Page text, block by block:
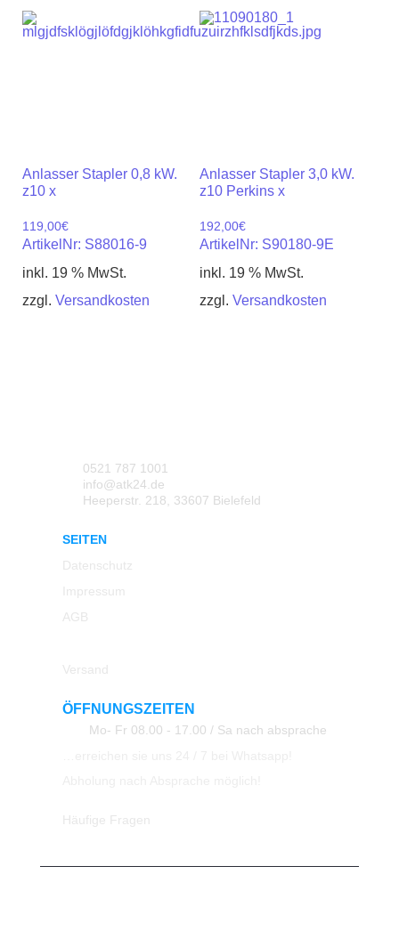
Anlasser Stapler 0,8 kW.
z10 x
119,00€
ArtikelNr: S88016-9
inkl. 19 % MwSt.
zzgl. Versandkosten
Anlasser Stapler 3,0 kW.
z10 Perkins x
192,00€
ArtikelNr: S90180-9E
inkl. 19 % MwSt.
zzgl. Versandkosten
0521 787 1001
info@atk24.de
Heeperstr. 218, 33607 Bielefeld
SEITEN
Datenschutz
Impressum
AGB
Versand
ÖFFNUNGSZEITEN
Mo- Fr 08.00 - 17.00 / Sa nach absprache
Häufige Fragen